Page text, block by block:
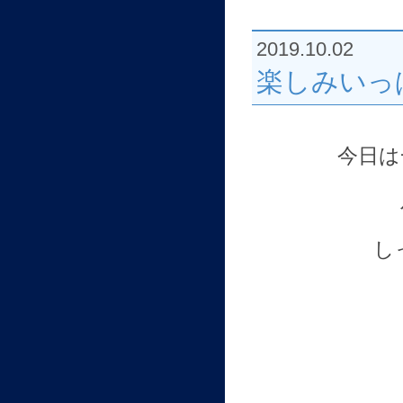
2019.10.02
楽しみい
今日